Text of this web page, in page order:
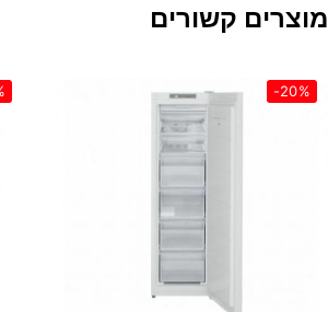
מוצרים קשורים
-20%